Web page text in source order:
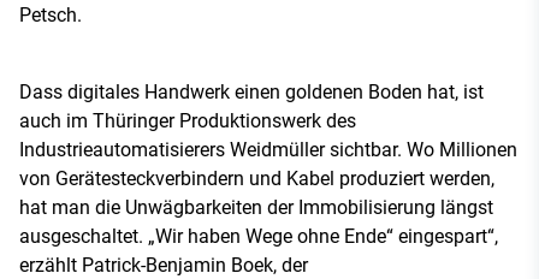
Petsch.
Dass digitales Handwerk einen goldenen Boden hat, ist
auch im Thüringer Produktionswerk des
Industrieautomatisierers Weidmüller sichtbar. Wo Millionen
von Gerätesteckverbindern und Kabel produziert werden,
hat man die Unwägbarkeiten der Immobilisierung längst
ausgeschaltet. „Wir haben Wege ohne Ende“ eingespart“,
erzählt Patrick-Benjamin Boek, der